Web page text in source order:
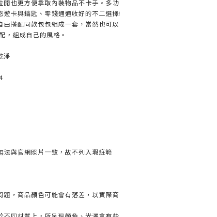
開也更方便拿取內裝物品不卡手。多功
遊卡與鑰匙、零錢通通收好的不二選擇!
由搭配同款包包組成一套，當然也可以
，組成自己的風格。
淨
法與官網照片一致，故不列入瑕疵範
題，商品顏色可能會有落差，以實際商